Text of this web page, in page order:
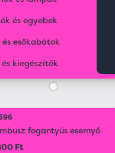
és egyebek
és esőkabátok
kiegészítők
fogantyús esernyő
Ft